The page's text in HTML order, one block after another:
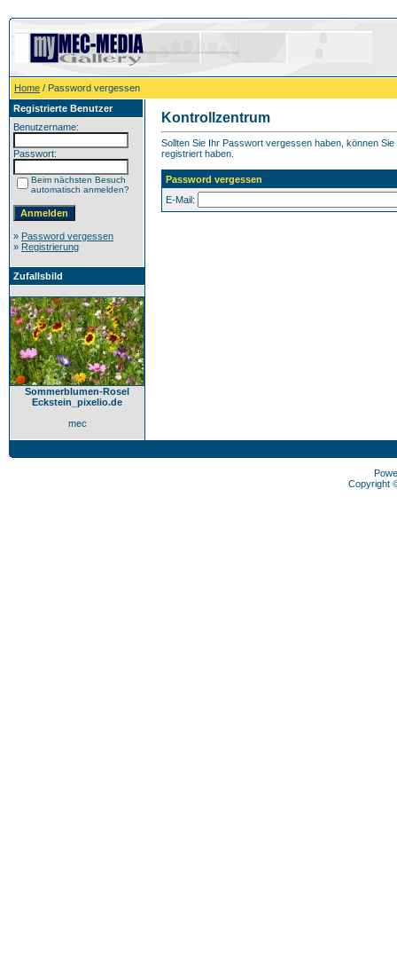
Home / Password vergessen
Registrierte Benutzer
Benutzername:
Passwort:
Beim nächsten Besuch
automatisch anmelden?
» Password vergessen
» Registrierung
Zufallsbild
Sommerblumen-Rosel
Eckstein_pixelio.de
mec
Kontrollzentrum
Sollten Sie Ihr Passwort vergessen haben, können
registriert haben.
Password vergessen
E-Mail:
Copyright